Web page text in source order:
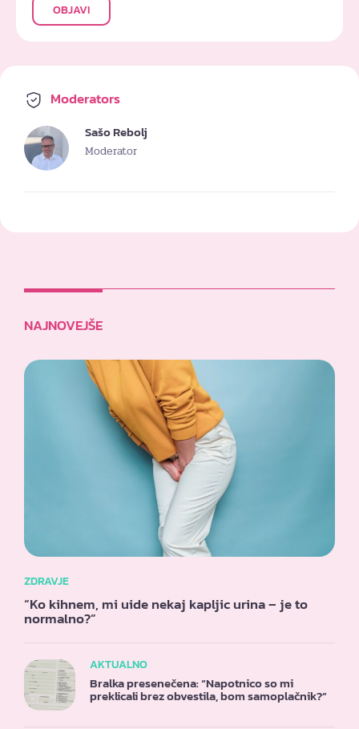
OBJAVI
Moderators
Sašo Rebolj
Moderator
NAJNOVEJŠE
ZDRAVJE
“Ko kihnem, mi uide nekaj kapljic urina – je to
normalno?”
AKTUALNO
Bralka presenečena: “Napotnico so mi
preklicali brez obvestila, bom samoplačnik?”